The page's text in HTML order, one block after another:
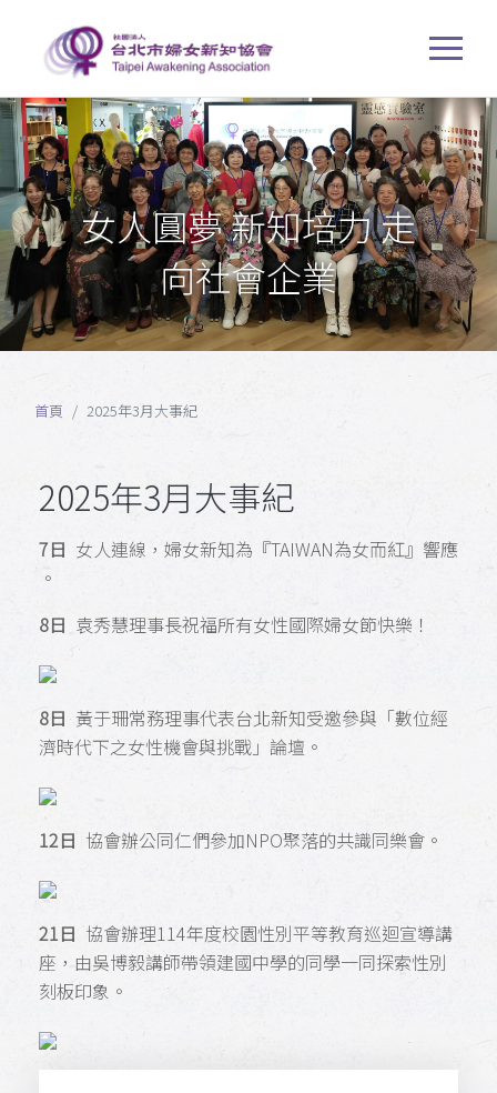
女人圓夢 新知培力 走
向社會企業
首頁 2025年3月大事紀
2025年3月大事紀
7日 女人連線，婦女新知為『TAIWAN為女而紅』響應
。
8日 袁秀慧理事長祝福所有女性國際婦女節快樂！
8日 黃于珊常務理事代表台北新知受邀參與「數位經
濟時代下之女性機會與挑戰」論壇。
12日 協會辦公同仁們參加NPO聚落的共識同樂會。
21日 協會辦理114年度校園性別平等教育巡迴宣導講
座，由吳博毅講師帶領建國中學的同學一同探索性別
刻板印象。